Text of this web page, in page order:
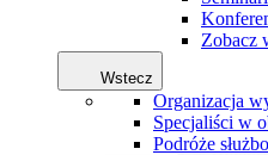
Zobacz
Wstecz
Organizacja
Specjaliści w
Podróże